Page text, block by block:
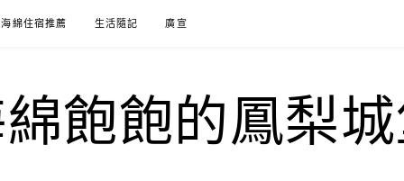
海綿住宿推薦 生活隨記 廣宣
飽飽的鳳梨